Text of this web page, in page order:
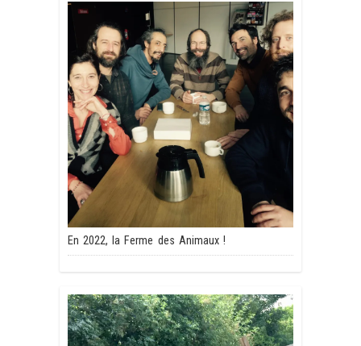
En 2022, la Ferme des Animaux !